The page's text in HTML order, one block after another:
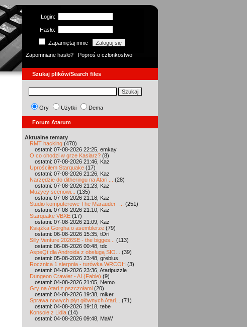
Login:
Hasło:
Zapamiętaj mnie
Zapomniane hasło?
Poproś o członkostwo
Szukaj plików/Search files
Gry Użytki Dema
Forum Atarum
Aktualne tematy
RMT hacking (470)
ostatni: 07-08-2026 22:25, emkay
O co chodzi w grze Kasiarz? (8)
ostatni: 07-08-2026 21:46, Kaz
Uprościłem Starquake (17)
ostatni: 07-08-2026 21:26, Kaz
Narzędzie do ditheringu na Atari ...
(28)
ostatni: 07-08-2026 21:23, Kaz
Muzycy scenowi...
(135)
ostatni: 07-08-2026 21:18, Kaz
Studio komputerowe The Marauder -...
(251)
ostatni: 07-08-2026 21:10, Kaz
Starquake VBXE (17)
ostatni: 07-08-2026 21:09, Kaz
Książka Gorgha o asemblerze (79)
ostatni: 06-08-2026 15:35, tOri
Silly Venture 2026SE - the bigges...
(113)
ostatni: 06-08-2026 00:48, tdc
AspeQt dla Androida z obsługą SIO...
(39)
ostatni: 05-08-2026 23:48, greblus
Rocznica 1 sierpnia - turówka WRCOH (3)
ostatni: 04-08-2026 23:36, Ataripuzzle
Dungeon Crawler - AI (Fable) (9)
ostatni: 04-08-2026 21:05, Nemo
Gry na Atari z pszczołami (20)
ostatni: 04-08-2026 19:38, miker
Sprawa nowych płyt głównych Atari...
(71)
ostatni: 04-08-2026 19:18, tebe
Konsole z Lidla (14)
ostatni: 04-08-2026 09:48, MaW